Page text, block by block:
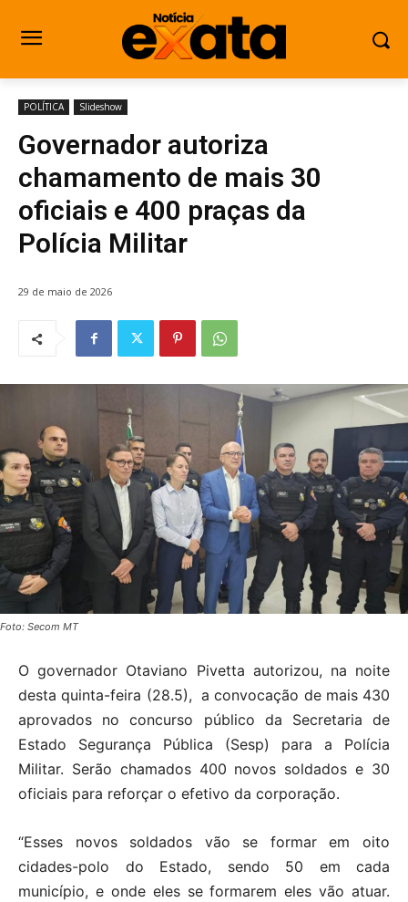
POLÍTICA Slideshow
Governador autoriza
chamamento de mais 30
oficiais e 400 praças da
Polícia Militar
29 de maio de 2026
Foto: Secom MT
O governador Otaviano Pivetta autorizou, na noite
desta quinta-feira (28.5), a convocação de mais 430
aprovados no concurso público da Secretaria de
Estado Segurança Pública (Sesp) para a Polícia
Militar. Serão chamados 400 novos soldados e 30
oficiais para reforçar o efetivo da corporação.
“Esses novos soldados vão se formar em oito
cidades-polo do Estado, sendo 50 em cada
município, e onde eles se formarem eles vão atuar.